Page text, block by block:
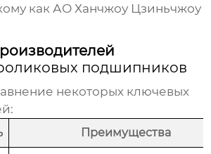
какАО Ханчжоу Цзиньчжоу
подшипников
некоторых ключевых
Преимущества